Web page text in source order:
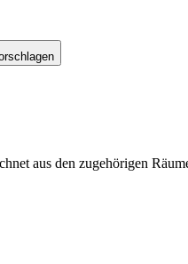
aus den zugehörigen